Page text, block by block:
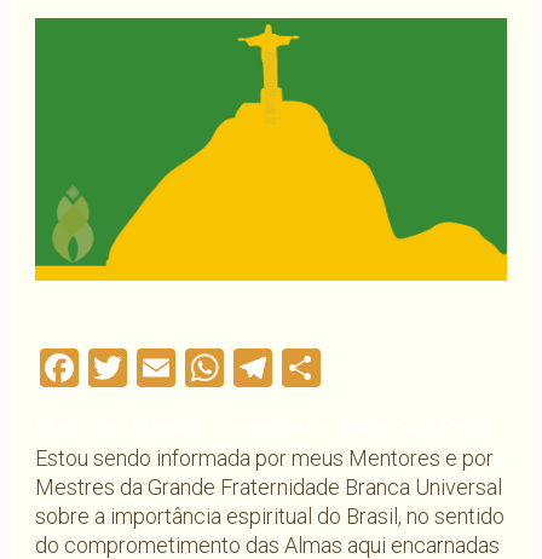
Facebook
Twitter
EmailWhatsApp
Telegram
Estou sendo informada por meus Mentores e por
Mestres da Grande Fraternidade Branca Universal
sobre a importância espiritual do Brasil, no sentido
do comprometimento das Almas aqui encarnadas